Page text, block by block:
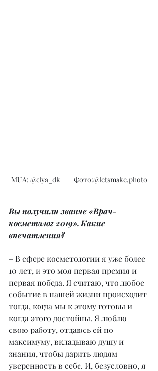
MUA: @elya_dk         Фото:@letsmake.photo
Вы получили звание «Врач-
косметолог 2019». Какие
впечатления?
– В сфере косметологии я уже более
10 лет, и это моя первая премия и
первая победа. Я считаю, что любое
событие в нашей жизни происходит
тогда, когда мы к этому готовы и
когда этого достойны. Я люблю
свою работу, отдаюсь ей по
максимуму, вкладываю душу и
знания, чтобы дарить людям
уверенность в себе. И, безусловно, я